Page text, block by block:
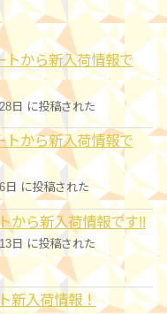
トから新入荷情報で
日 に投稿された
トから新入荷情報で
日 に投稿された
から新入荷情報です!!
日 に投稿された
新入荷情報！